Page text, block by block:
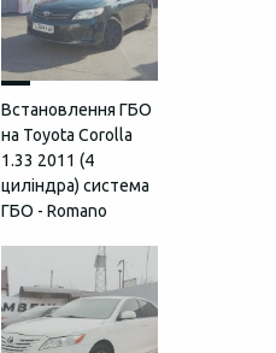
Встановлення ГБО
на Toyota Corolla
1.33 2011 (4
циліндра) система
ГБО - Romano